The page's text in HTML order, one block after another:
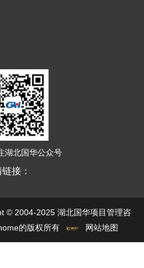
湖北国华公众号
接：
© 2004-2025 湖北国华项目管理咨
的版权所有
网站地图